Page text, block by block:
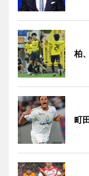
柏
町